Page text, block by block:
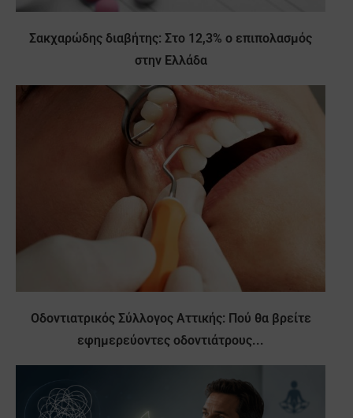
Σακχαρώδης διαβήτης: Στο 12,3% ο επιπολασμός
στην Ελλάδα
Οδοντιατρικός Σύλλογος Αττικής: Πού θα βρείτε
εφημερεύοντες οδοντιάτρους...